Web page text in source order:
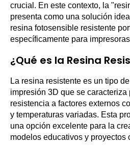
crucial. En este contexto, la
presenta como una solución
resina fotosensible resistente
específicamente para
¿Qué es la Resina
La resina resistente es un tipo
impresión 3D que se
resistencia a factores externos
y temperaturas variadas. Esta
una opción excelente para la
modelos educativos y proyectos